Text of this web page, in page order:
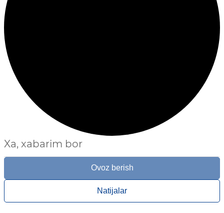
Xa, xabarim bor
Ovoz berish
Natijalar